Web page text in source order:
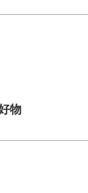
物